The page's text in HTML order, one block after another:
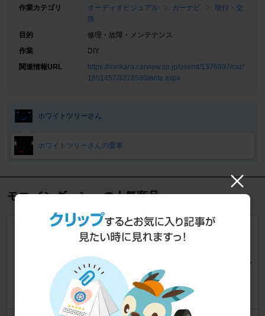
作業カテゴリ
オーディオビジュアル カーナビ
取付・交
換
目的
修理・故障・メンテナンス
作業
DIY
関連情報URL
https://minkara.carview.co.jp/userid/1376897/car/
1851457/3378590/note.aspx
ホワイトツリーさん
ホワイトツリーさんの愛車
モコ インダッシュ の人気商品
KENWOOD
MDV-L407
カーナビ > インダッシュ